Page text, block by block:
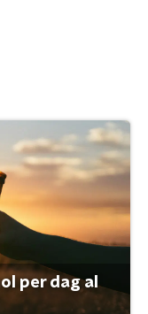
per dag al